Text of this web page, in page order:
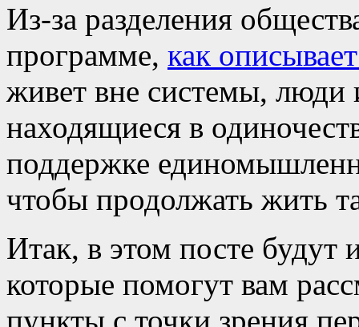
Из-за разделения
программе, как
живет вне системы, люди
находящиеся в
поддержке
чтобы продолжать жить
Итак, в этом посте
которые помогут вам
пункты с точки зрения